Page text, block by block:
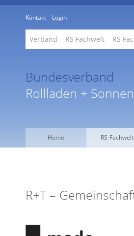
Kontakt Login
Verband RS Fachwelt RS
Bundesverband
Rollladen +
Home RS-Fachwelt
R+T –